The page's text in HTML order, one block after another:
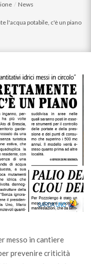
News
l'acqua potabile, c'è un piano
messo in cantiere
prevenire criticità